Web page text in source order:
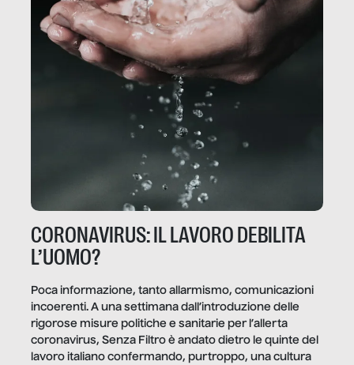
CORONAVIRUS: IL LAVORO DEBILITA
L’UOMO?
Poca informazione, tanto allarmismo, comunicazioni
incoerenti. A una settimana dall’introduzione delle
rigorose misure politiche e sanitarie per l’allerta
coronavirus, Senza Filtro è andato dietro le quinte del
lavoro italiano confermando, purtroppo, una cultura